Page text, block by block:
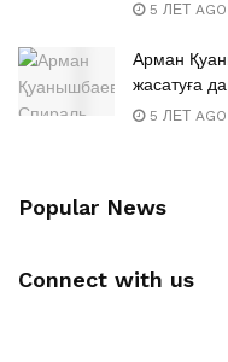
5 ЛЕТ AGO
Арман
жасатуға
5 ЛЕТ AGO
Popular News
Connect with us